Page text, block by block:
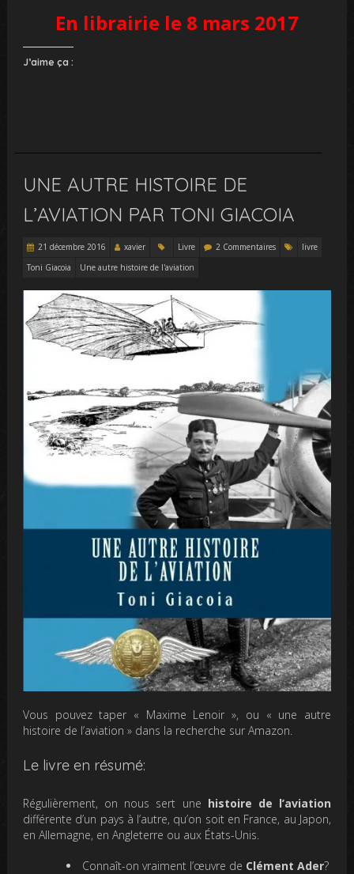
En librairie le 8 mars 2017
J’aime ça :
UNE AUTRE HISTOIRE DE
L’AVIATION PAR TONI GIACOIA
21 décembre 2016 xavier Livre 2 Commentaires
livre
Toni Giacoia
Une autre histoire de l'aviation
Vous pouvez taper « Maxime Lenoir », ou « une autre
histoire de l’aviation » dans la recherche sur Amazon.
Le livre en résumé:
Régulièrement, on nous sert une histoire de l’aviation
différente d’un pays à l’autre, qu’on soit en France, au Japon,
en Allemagne, en Angleterre ou aux États-Unis.
Connaît-on vraiment l’œuvre de Clément Ader?